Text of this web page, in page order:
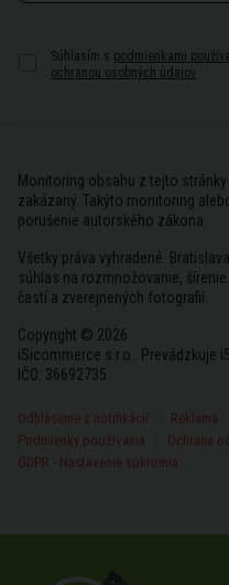
Súhlasím s podmienkami
ochranou osobných údajov
Monitoring obsahu z tejto
zakázaný. Takýto monitoring
porušenie autorského zákona.
Všetky práva vyhradené.
súhlas na rozmnožovanie,
častí a zverejnených fotografií.
Copyright © 2026
iSicommerce s.r.o.. Prevádzkuje
IČO: 36692735
Odhlásenie z notifikácií Reklama
Podmienky používania
Ochrana
GDPR - Nastavenie sukromia